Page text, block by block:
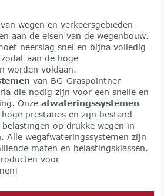
wegen en verkeersgebieden
aan de eisen van de wegenbouw.
neerslag snel en bijna volledig
aan de hoge
worden voldaan.
van BG-Graspointner
die nodig zijn voor een snelle en
Onze afwateringssystemen
hoge prestaties en zijn bestand
op drukke wegen in
Alle wegafwateringssystemen zijn
maten en belastingsklassen.
voor